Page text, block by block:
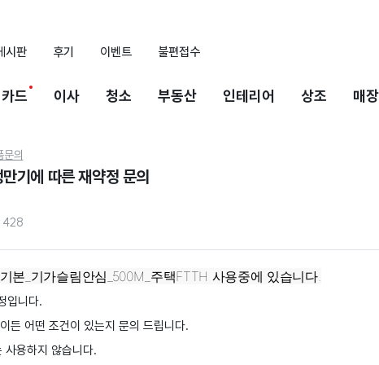
시판 후기 이벤트 불편접수
카드 이사 청소 부동산 인테리어 상조 매
문의
기에 따른 재약정 문의
428
본_기가슬림안심_500M_주택FTTH 사용중에 있습니다.
입니다.
든 어떤 조건이 있는지 문의 드립니다.
용하지 않습니다.